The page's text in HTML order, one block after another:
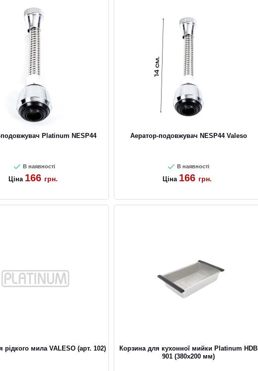
Platinum NESP44
В наявності
Ціна 166 грн.
Аератор-подовжувач NESP44 Valeso
В наявності
Ціна 166 грн.
рідкого мила VALESO (арт. 102)
Корзина для кухонної мийки Platinum HDB
901 (380x200 мм)